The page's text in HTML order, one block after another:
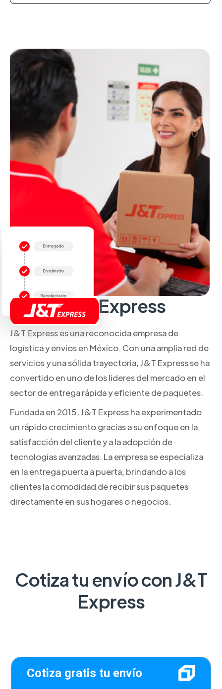
Sobre J&T Express
J&T Express es una reconocida empresa de
logística y envíos en México. Con una amplia red de
servicios y una sólida trayectoria, J&T Express se ha
convertido en uno de los líderes del mercado en el
sector de entrega rápida y eficiente de paquetes.
Fundada en 2015, J&T Express ha experimentado
un rápido crecimiento gracias a su enfoque en la
satisfacción del cliente y a la adopción de
tecnologías avanzadas. La empresa se especializa
en la entrega puerta a puerta, brindando a los
clientes la comodidad de recibir sus paquetes
directamente en sus hogares o negocios.
Cotiza tu envío con J&T
Express
Cotiza gratis tu envío